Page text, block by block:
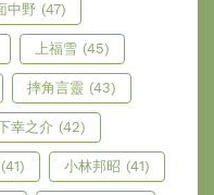
中野 (47)
上福雪 (45)
摔角言靈 (43)
幸之介 (42)
(41) 小林邦昭 (41)